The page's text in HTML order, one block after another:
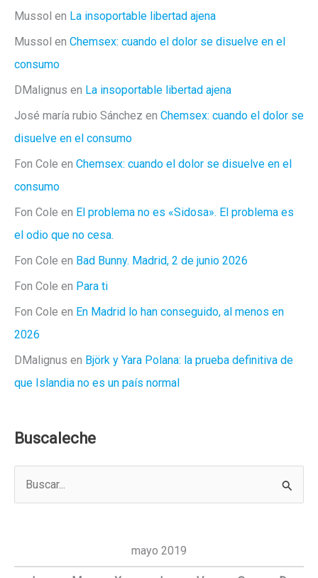
Mussol en La insoportable libertad ajena
Mussol en Chemsex: cuando el dolor se disuelve en el
consumo
DMalignus en La insoportable libertad ajena
José maría rubio Sánchez en Chemsex: cuando el dolor se
disuelve en el consumo
Fon Cole en Chemsex: cuando el dolor se disuelve en el
consumo
Fon Cole en El problema no es «Sidosa». El problema es
el odio que no cesa.
Fon Cole en Bad Bunny. Madrid, 2 de junio 2026
Fon Cole en Para ti
Fon Cole en En Madrid lo han conseguido, al menos en
2026
DMalignus en Björk y Yara Polana: la prueba definitiva de
que Islandia no es un país normal
Buscaleche
a
mayo 2019